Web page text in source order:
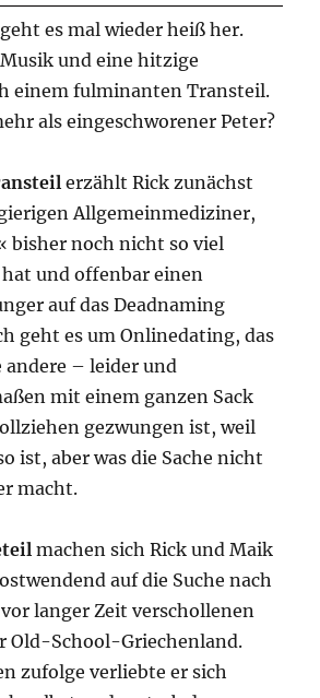
es mal wieder heiß her.
und eine hitzige
einem fulminanten Transteil.
als eingeschworener Peter?
erzählt Rick zunächst
Allgemeinmediziner,
bisher noch nicht so viel
und offenbar einen
auf das Deadnaming
geht es um Onlinedating, das
andere – leider und
mit einem ganzen Sack
gezwungen ist, weil
ist, aber was die Sache nicht
macht.
machen sich Rick und Maik
auf die Suche nach
langer Zeit verschollenen
Old-School-Griechenland.
zufolge verliebte er sich